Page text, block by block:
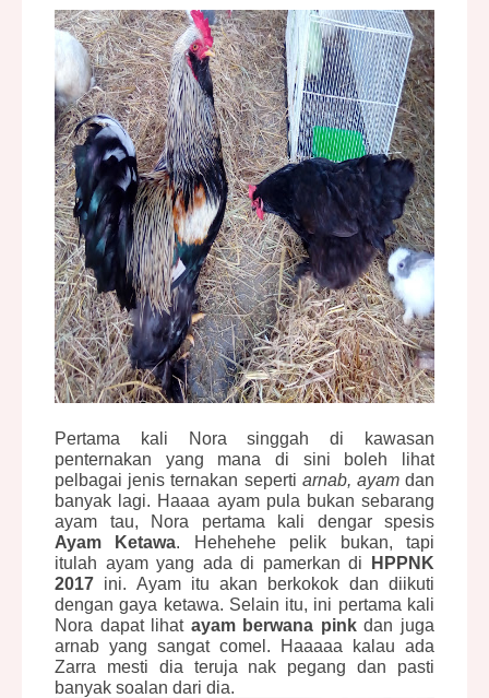
Pertama kali Nora singgah di kawasan
penternakan yang mana di sini boleh lihat
pelbagai jenis ternakan seperti arnab, ayamdan
banyak lagi. Haaaa ayam pula bukan sebarang
ayam tau, Nora pertama kali dengar spesis
Ayam Ketawa. Hehehehe pelik bukan, tapi
itulah ayam yang ada di pamerkan di
HPPNK
2017 ini. Ayam itu akan berkokok dan diikuti
dengan gaya ketawa. Selain itu, ini pertama kali
Nora dapat lihat ayam berwana pinkdan juga
arnab yang sangat comel. Haaaaa kalau ada
Zarra mesti dia teruja nak pegang dan pasti
banyak soalan dari dia.